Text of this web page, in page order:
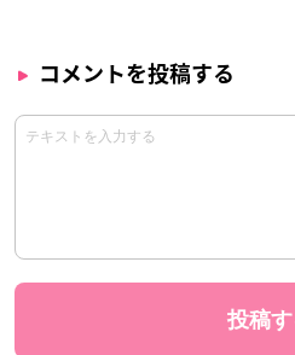
コメントを投稿する